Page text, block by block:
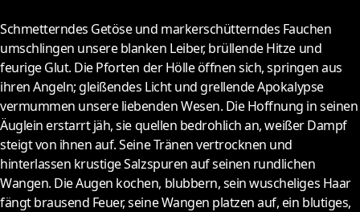
Schmetterndes Getöse und markerschütterndes Fauchen
umschlingen unsere blanken Leiber, brüllende Hitze und
feurige Glut. Die Pforten der Hölle öffnen sich, springen aus
ihren Angeln; gleißendes Licht und grellende Apokalypse
vermummen unsere liebenden Wesen. Die Hoffnung in seinen
Äuglein erstarrt jäh, sie quellen bedrohlich an, weißer Dampf
steigt von ihnen auf. Seine Tränen vertrocknen und
hinterlassen krustige Salzspuren auf seinen rundlichen
Wangen. Die Augen kochen, blubbern, sein wuscheliges Haar
fängt brausend Feuer, seine Wangen platzen auf, ein blutiges,